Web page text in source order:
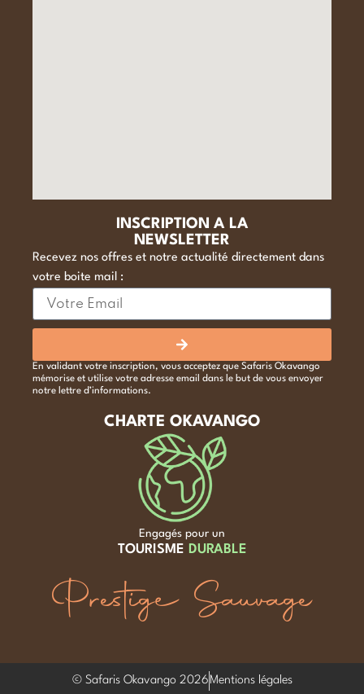
INSCRIPTION A LA
NEWSLETTER
Recevez nos offres et notre actualité directement dans
votre boite mail :
En validant votre inscription, vous acceptez que Safaris Okavango
mémorise et utilise votre adresse email dans le but de vous envoyer
notre lettre d’informations.
CHARTE OKAVANGO
Engagés pour un
TOURISME DURABLE
Prestige Sauvage
© Safaris Okavango 2026 Mentions légales